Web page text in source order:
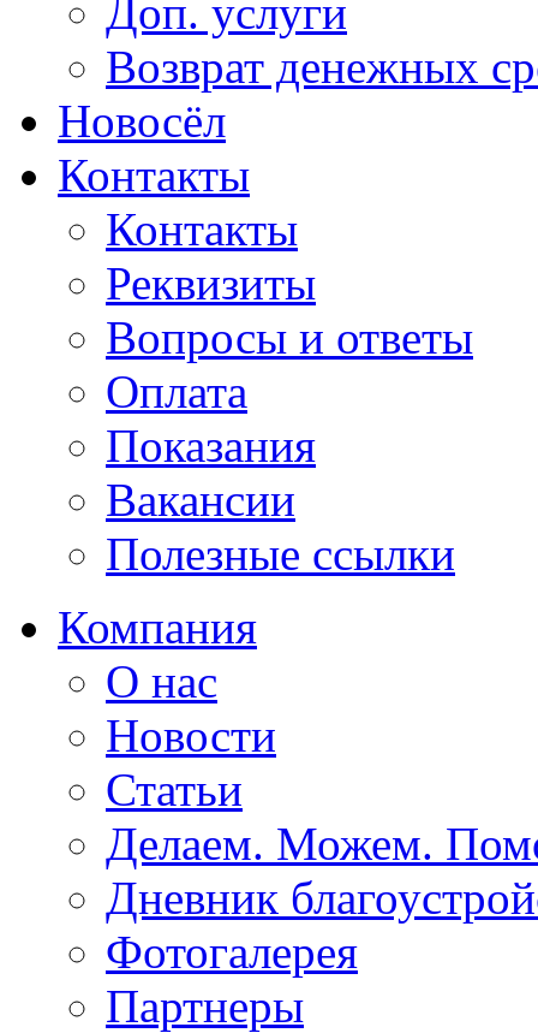
Доп. услуги
Возврат денежных
Новосёл
Контакты
Контакты
Реквизиты
Вопросы и ответы
Оплата
Показания
Вакансии
Полезные ссылки
Компания
О нас
Новости
Статьи
Делаем. Можем.
Дневник
Фотогалерея
Партнеры